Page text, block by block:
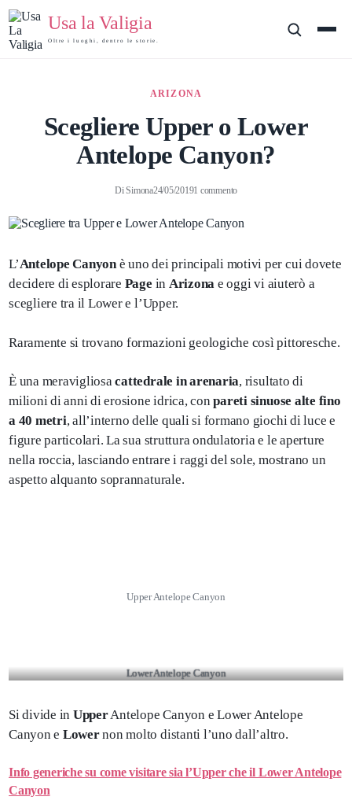
Usa la Valigia
Oltre i luoghi, dentro le storie.
ARIZONA
Scegliere Upper o Lower
Antelope Canyon?
DiSimona24/05/20191 commento
L’Antelope Canyonè uno dei principali motivi per cui dovete
decidere di esplorare Page in Arizona e oggi vi aiuterò a
scegliere tra il Lower e l’Upper.
Raramente si trovano formazioni geologiche così pittoresche.
È una meravigliosacattedrale in arenaria, risultato di
milioni di anni di erosione idrica, conpareti sinuose alte fino
a 40 metri, all’interno delle quali si formano giochi di luce e
figure particolari. La sua struttura ondulatoria e le aperture
nella roccia, lasciando entrare i raggi del sole, mostrano un
aspetto alquanto soprannaturale.
Upper Antelope Canyon
Lower Antelope Canyon
Si divide in UpperAntelope Canyon e Lower Antelope
Canyon e Lowernon molto distanti l’uno dall’altro.
Info generiche su come visitare sia l’Upper che il Lower Antelope
Canyon